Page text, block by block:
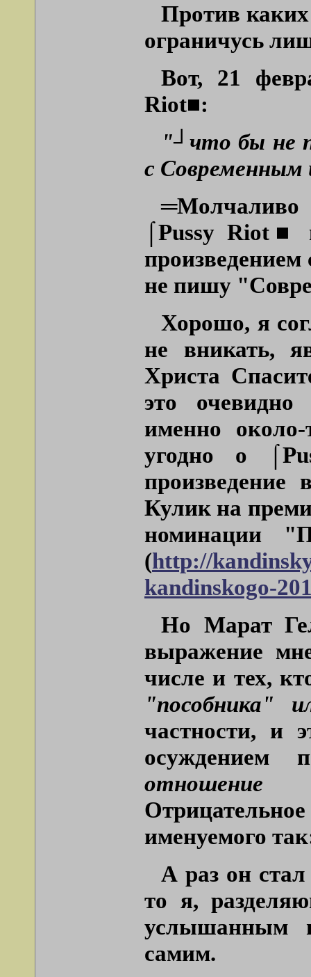
Против
ограничусь
Вот, 21
Riot■:
"┘что бы не
с Современным
═Молчаливо
⌠Pussy Riot■ в
произведением
не пишу
Хорошо, я
не вникать,
Христа
это
именно
угодно о ⌠
произведение
Кулик на
номинации
(http://
kandinskogo-
Но Марат
выражение
числе и тех,
"пособника"
частности, и
осуждением
именуемого
А раз он
то я,
услышанным
самим.